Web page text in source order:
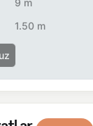
çalışmaları
çalışması,
9 m
1.50 m